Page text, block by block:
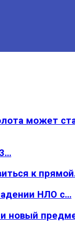
может
к
НЛО с…
и новый